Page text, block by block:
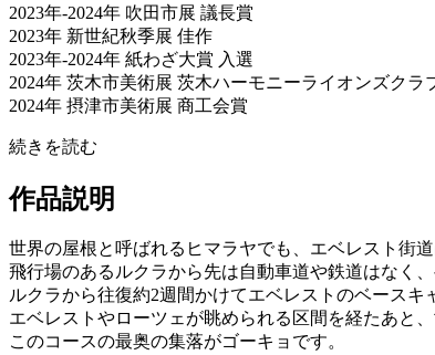
2023年-2024年 吹田市展 議長賞
2023年 新世紀秋季展 佳作
2023年-2024年 紙わざ大賞 入選
2024年 茨木市美術展 茨木ハーモニーライオンズクラ
2024年 摂津市美術展 商工会賞
続きを読む
作品説明
世界の屋根と呼ばれるヒマラヤでも、エベレスト街
飛行場のあるルクラから先は自動車道や鉄道はなく
ルクラから往復約2週間かけてエベレストのベース
エベレストやローツェが眺められる区間を経たあと
このコースの最奥の集落がゴーキョです。